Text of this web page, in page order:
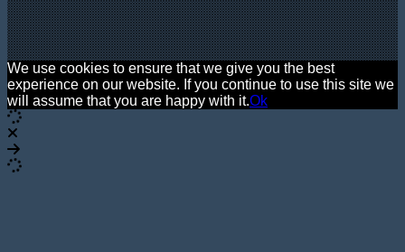
We use cookies to ensure that we give you the best
experience on our website. If you continue to use this site we
will assume that you are happy with it.Ok